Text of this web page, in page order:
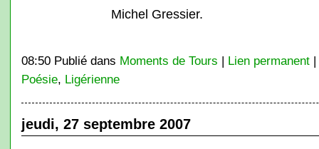
Michel Gressier.
08:50 Publié dans Moments de Tours | Lien permanent|
Poésie, Ligérienne
jeudi, 27 septembre 2007